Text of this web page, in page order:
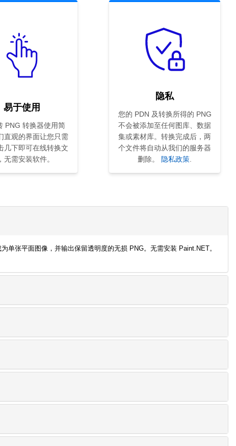
易于使用
PNG 转换器使用简
直观的界面让您只需
几下即可在线转换文
无需安装软件。
隐私
您的 PDN 及转换所得的 PNG
不会被添加至任何图库、数据
集或素材库。转换完成后，两
个文件将自动从我们的服务器
删除。
隐私政策
张平面图像，并输出保留透明度的无损 PNG。无需安装 Paint.NET。